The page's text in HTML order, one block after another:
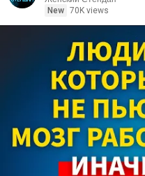
New 70K views